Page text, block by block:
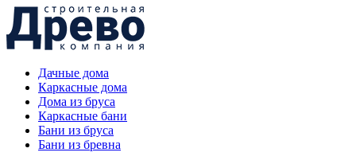
Дачные дома
Каркасные дома
Дома из бруса
Каркасные бани
Бани из бруса
Бани из бревна